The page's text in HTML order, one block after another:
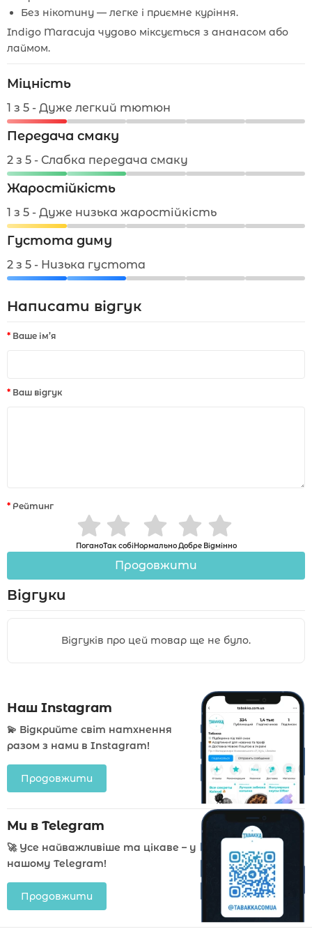
Без нікотину — легке і приємне куріння.
Indigo Maracuja чудово міксується з ананасом або
лаймом.
Міцність
1 з 5 - Дуже легкий тютюн
Передача смаку
2 з 5 - Слабка передача смаку
Жаростійкість
1 з 5 - Дуже низька жаростійкість
Густота диму
2 з 5 - Низька густота
Написати відгук
Ваше ім’я
Ваш відгук
Рейтинг
ПоганоТак собіНормальноДобре Відмінно
Продовжити
Відгуки
Відгуків про цей товар ще не було.
Наш Instagram
💫 Відкрийте світ натхнення
разом з нами в Instagram!
Продовжити
Ми в Telegram
🚀 Усе найважливіше та цікаве – у
нашому Telegram!
Продовжити